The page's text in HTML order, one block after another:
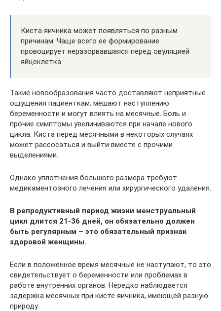
Киста яичника может появляться по разным
причинам. Чаще всего ее формирование
провоцирует неразорвавшаяся перед овуляцией
яйцеклетка.
Такие новообразования часто доставляют неприятные
ощущения пациенткам, мешают наступлению
беременности и могут влиять на месячные. Боль и
прочие симптомы увеличиваются при начале нового
цикла. Киста перед месячными в некоторых случаях
может рассосаться и выйти вместе с прочими
выделениями.
Однако уплотнения большого размера требуют
медикаментозного лечения или хирургического удаления.
В репродуктивный период жизни менструальный
цикл длится 21-36 дней, он обязательно должен
быть регулярным – это обязательный признак
здоровой женщины.
Если в положенное время месячные не наступают, то это
свидетельствует о беременности или проблемах в
работе внутренних органов. Нередко наблюдается
задержка месячных при кисте яичника, имеющей разную
природу.